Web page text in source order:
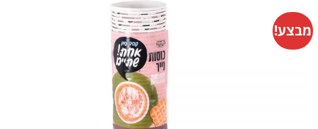
מבצע!